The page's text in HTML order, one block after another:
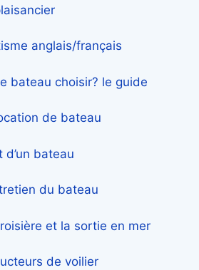
anglais/français
bateau choisir? le guide
de bateau
d’un bateau
du bateau
et la sortie en mer
de voilier